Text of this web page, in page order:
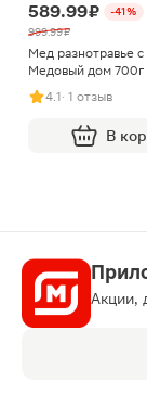
589.99 ₽
-41%
999.99 ₽
Мед разнотравье
Медовый дом 700г
4.1· 1 отзыв
В
Акции,